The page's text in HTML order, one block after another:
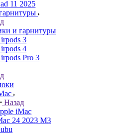
11 2025
и гарнитуры
3
4
Pro 3
Назад
iMac
24 2023 M3